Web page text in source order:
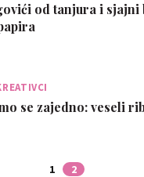
od tanjura i sjajni
se zajedno: veseli
1 2